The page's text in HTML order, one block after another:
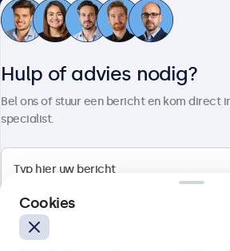
Klantenservice
Hulp of advies nodig?
Bel ons of stuur een bericht en kom direct
specialist.
Cookies